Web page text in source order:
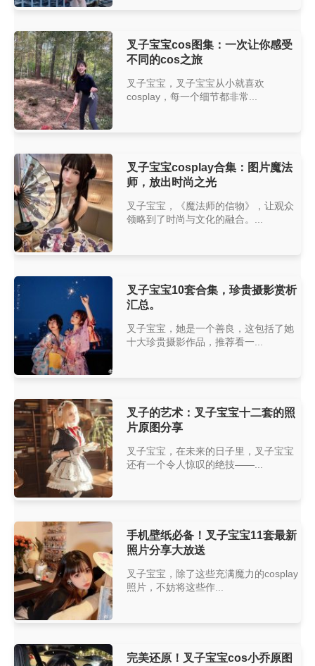
叉子宝宝cos图集：一次让你感受
不同的cos之旅
叉子宝宝，叉子宝宝从小就喜欢
cosplay，每一个细节都非常...
叉子宝宝cosplay合集：图片魔法
师，放出时尚之光
叉子宝宝，《魔法师的信物》，让观众
领略到了时尚与文化的融合。...
叉子宝宝10套合集，珍贵摄影赏析
汇总。
叉子宝宝，她是一个善良，这包括了她
十大珍贵摄影作品，推荐看一...
叉子的艺术：叉子宝宝十二套的照
片原图分享
叉子宝宝，在未来的日子里，叉子宝宝
还有一个令人惊叹的绝技——...
手机壁纸必备！叉子宝宝11套最新
照片分享大放送
叉子宝宝，除了这些充满魔力的cosplay
照片，不妨将这些作...
完美还原！叉子宝宝cos小乔原图